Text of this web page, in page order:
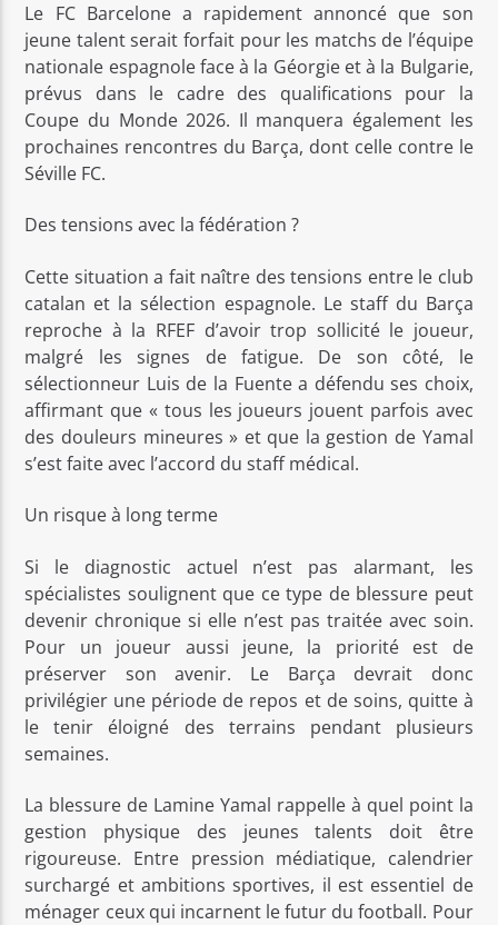
Le FC Barcelone a rapidement annoncé que son
jeune talent serait forfait pour les matchs de l’équipe
nationale espagnole face à la Géorgie et à la Bulgarie,
prévus dans le cadre des qualifications pour la
Coupe du Monde 2026. Il manquera également les
prochaines rencontres du Barça, dont celle contre le
Séville FC.
Des tensions avec la fédération ?
Cette situation a fait naître des tensions entre le club
catalan et la sélection espagnole. Le staff du Barça
reproche à la RFEF d’avoir trop sollicité le joueur,
malgré les signes de fatigue. De son côté, le
sélectionneur Luis de la Fuente a défendu ses choix,
affirmant que « tous les joueurs jouent parfois avec
des douleurs mineures » et que la gestion de Yamal
s’est faite avec l’accord du staff médical.
Un risque à long terme
Si le diagnostic actuel n’est pas alarmant, les
spécialistes soulignent que ce type de blessure peut
devenir chronique si elle n’est pas traitée avec soin.
Pour un joueur aussi jeune, la priorité est de
préserver son avenir. Le Barça devrait donc
privilégier une période de repos et de soins, quitte à
le tenir éloigné des terrains pendant plusieurs
semaines.
La blessure de Lamine Yamal rappelle à quel point la
gestion physique des jeunes talents doit être
rigoureuse. Entre pression médiatique, calendrier
surchargé et ambitions sportives, il est essentiel de
ménager ceux qui incarnent le futur du football. Pour